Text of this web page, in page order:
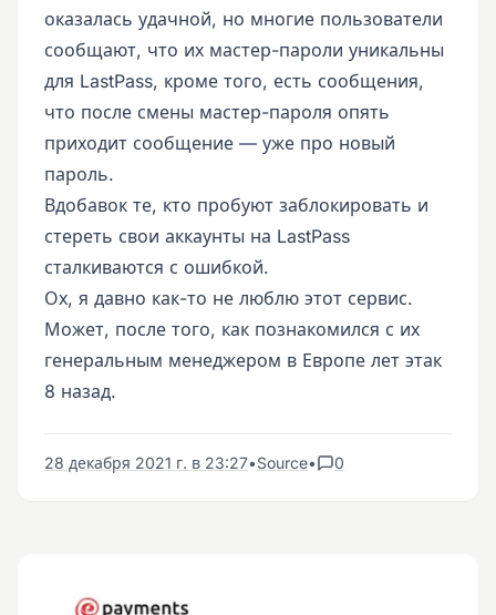
оказалась удачной, но многие пользователи
сообщают, что их мастер-пароли уникальны
для LastPass, кроме того, есть сообщения,
что после смены мастер-пароля опять
приходит сообщение — уже про новый
пароль.
Вдобавок те, кто пробуют заблокировать и
стереть свои аккаунты на LastPass
сталкиваются с ошибкой.
Ох, я давно как-то не люблю этот сервис.
Может, после того, как познакомился с их
генеральным менеджером в Европе лет этак
8 назад.
28 декабря 2021 г. в 23:27•Source• 0